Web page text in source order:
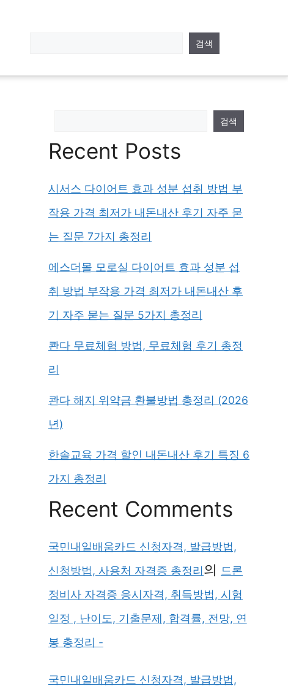
검색
검색
Recent Posts
시서스 다이어트 효과 성분 섭취 방법 부
작용 가격 최저가 내돈내산 후기 자주 묻
는 질문 7가지 총정리
에스더몰 모로실 다이어트 효과 성분 섭
취 방법 부작용 가격 최저가 내돈내산 후
기 자주 묻는 질문 5가지 총정리
콴다 무료체험 방법, 무료체험 후기 총정
리
콴다 해지 위약금 환불방법 총정리 (2026
년)
한솔교육 가격 할인 내돈내산 후기 특징 6
가지 총정리
Recent Comments
국민내일배움카드 신청자격, 발급방법,
신청방법, 사용처 자격증 총정리의 드론
정비사 자격증 응시자격, 취득방법, 시험
일정 , 난이도, 기출문제, 합격률, 전망, 연
봉 총정리 -
국민내일배움카드 신청자격, 발급방법,